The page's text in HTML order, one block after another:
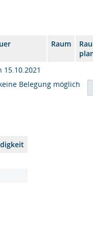
Raum
15.10.2021
Belegung möglich